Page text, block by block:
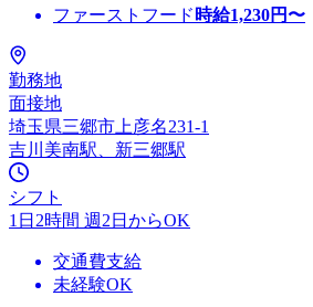
ファーストフード 時給1,230円〜
勤務地
面接地
埼玉県三郷市上彦名231-1
吉川美南駅、新三郷駅
シフト
1日2時間 週2日からOK
交通費支給
未経験OK